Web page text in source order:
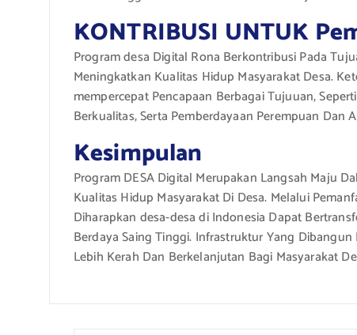
KONTRIBUSI UNTUK
Program desa Digital Rona Berkontribusi Pada
Meningkatkan Kualitas Hidup Masyarakat Desa.
mempercepat Pencapaan Berbagai Tujuuan,
Berkualitas, Serta Pemberdayaan Perempuan Dan
Kesimpulan
Program DESA Digital Merupakan Langsah Maju
Kualitas Hidup Masyarakat Di Desa. Melalui
Diharapkan desa-desa di Indonesia Dapat
Berdaya Saing Tinggi. Infrastruktur Yang
Lebih Kerah Dan Berkelanjutan Bagi Masyarakat